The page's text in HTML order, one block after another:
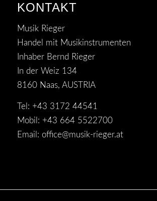
KONTAKT
Musik Rieger
Handel mit Musikinstrumenten
Inhaber Bernd Rieger
In der Weiz 134
8160 Naas, AUSTRIA
Tel: +43 3172 44541
Mobil: +43 664 5522700
Email: office@musik-rieger.at